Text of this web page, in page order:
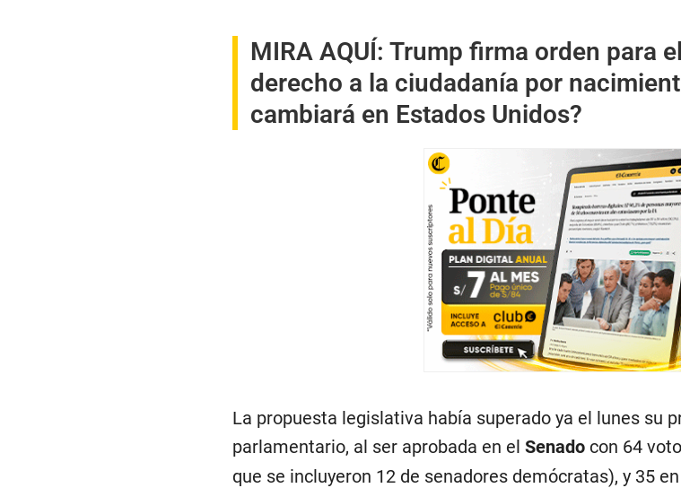
MIRA AQUÍ: Trump firma orden para
derecho a la ciudadanía por
cambiará en Estados Unidos?
La propuesta legislativa había superado ya el lunes su
parlamentario, al ser aprobada en el Senadocon 64
que se incluyeron 12 de senadores demócratas), y 35